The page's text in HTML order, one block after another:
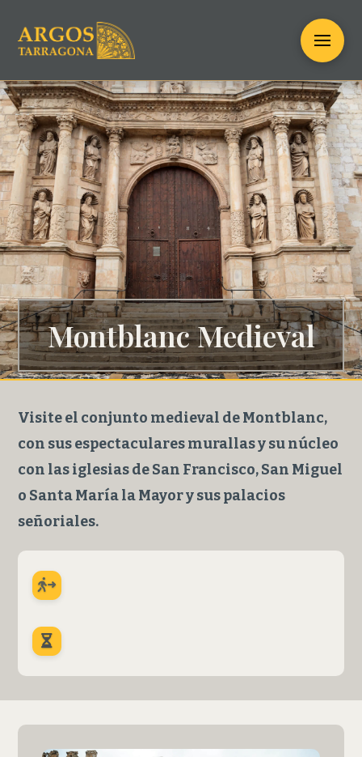
Montblanc Medieval
Visite el conjunto medieval de Montblanc,
con sus espectaculares murallas y su núcleo
con las iglesias de San Francisco, San Miguel
o Santa María la Mayor y sus palacios
señoriales.